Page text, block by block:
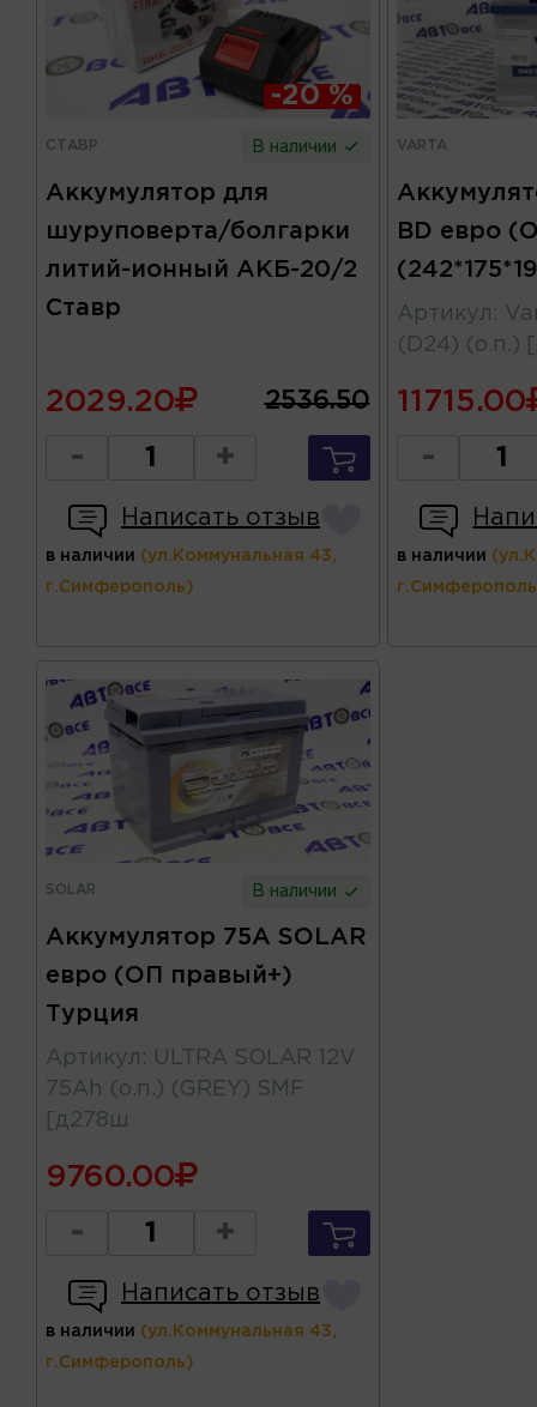
-20 %
СТАВР В наличии
Аккумулятор для
шуруповерта/болгарки
литий-ионный АКБ-20/2
Ставр
2029.20 2536.50
- +
Написать отзыв
в наличии (ул.Коммунальная 43,
г.Симферополь)
VARTA
BD евро
Артикул :
(D24) (о.п.)
11715.00
-
в наличии
SOLAR В наличии
Аккумулятор 75А SOLAR
евро (ОП правый+)
Турция
Артикул : ULTRA SOLAR 12V
75Ah (о.п.) (GREY) SMF
[д278ш
9760.00
- +
Написать отзыв
в наличии (ул.Коммунальная 43,
г.Симферополь)